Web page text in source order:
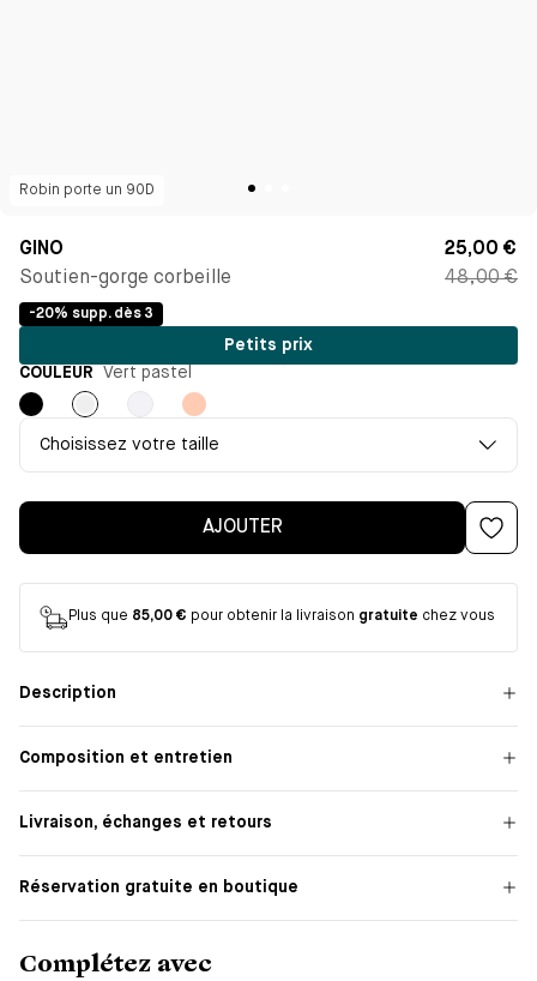
Robin porte un 90D
GINO
Soutien-gorge corbeille
25,00 €
48,00 €
-20% supp. dès 3
Petits prix
COULEUR
Vert pastel
Noir
Vert
pastel
Blanc Pêche
Choisissez votre taille
AJOUTER
Plus que 85,00 € pour obtenir la livraison gratuite chez vous
Description
Composition et entretien
Livraison, échanges et retours
Réservation gratuite en boutique
Complétez avec